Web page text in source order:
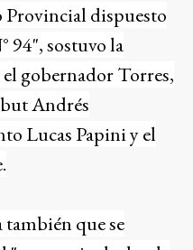
dispuesto
94", sostuvo la
gobernador Torres,
Andrés
Lucas Papini y el
también que se